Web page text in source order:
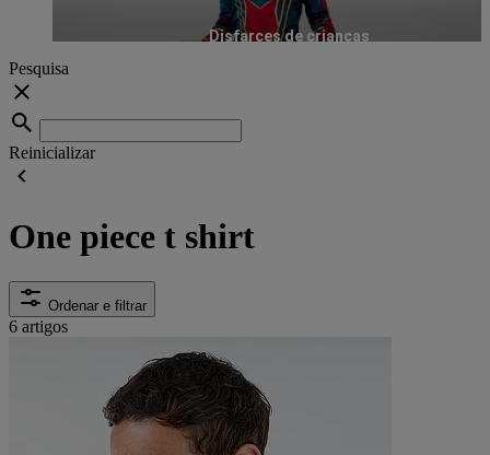
Disfarces de crianças
Pesquisa
Reinicializar
One piece t shirt
Ordenar e filtrar
6 artigos